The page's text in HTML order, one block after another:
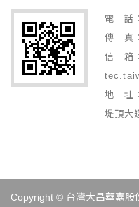
電 話
傳 真
信 箱：
地 址
堤頂大
Copyright © 台灣大昌華嘉股